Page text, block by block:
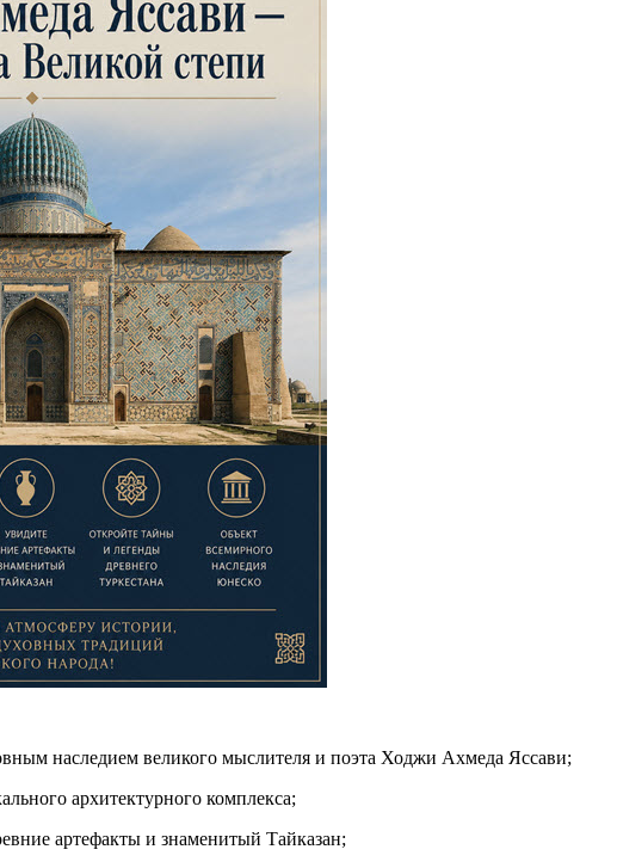
наследием великого мыслителя и поэта Ходжи Ахмеда Яссави;
архитектурного комплекса;
артефакты и знаменитый Тайказан;